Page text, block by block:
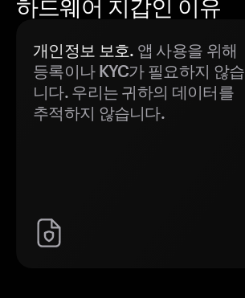
하드웨어 지갑인 이유
개인정보 보호. 앱 사용을 위해
등록이나 KYC가 필요하지 않습
니다. 우리는 귀하의 데이터를
추적하지 않습니다.